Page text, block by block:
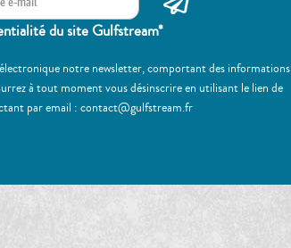
du site Gulfstream*
notre newsletter, comportant des informations
à tout moment vous désinscrire en utilisant le lien de
par email : contact@gulfstream.fr